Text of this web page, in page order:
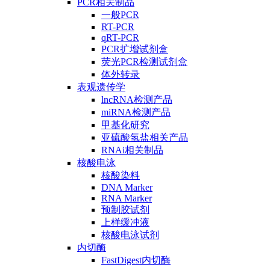
PCR相关制品
一般PCR
RT-PCR
qRT-PCR
PCR扩增试剂盒
荧光PCR检测试剂盒
体外转录
表观遗传学
lncRNA检测产品
miRNA检测产品
甲基化研究
亚硫酸氢盐相关产品
RNAi相关制品
核酸电泳
核酸染料
DNA Marker
RNA Marker
预制胶试剂
上样缓冲液
核酸电泳试剂
内切酶
FastDigest内切酶